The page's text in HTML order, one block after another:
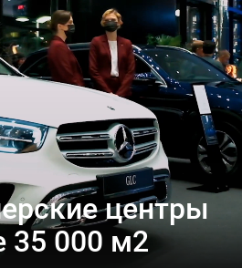
центры
35 000 м2